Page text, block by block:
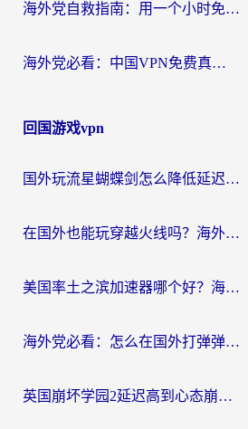
海外党自救指南：用一个小时免费加速器，轻松打破国内资源访问壁垒？
海外党必看：中国VPN免费真的靠谱吗？手把手教你选对回国加速器
回国游戏vpn
国外玩流星蝴蝶剑怎么降低延迟？海外党必看的加速秘籍（含欧洲鸣潮&彩虹岛优化攻略）
在国外也能玩穿越火线吗？海外玩家国服游戏畅玩终极指南
美国率土之滨加速器哪个好？海外党国服游戏畅玩终极指南（附多游戏解决方案）
海外党必看：怎么在国外打弹弹堂不卡？番茄加速器亲测指南
英国崩坏学园2延迟高到心态崩？海外党国服游戏加速终极指南